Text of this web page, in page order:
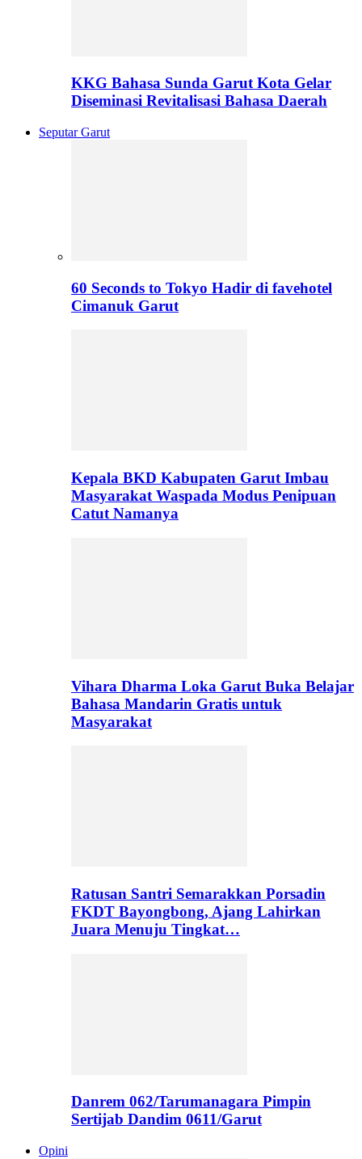
KKG Bahasa Sunda Garut Kota Gelar
Diseminasi Revitalisasi Bahasa Daerah
Seputar Garut
60 Seconds to Tokyo Hadir di favehotel
Cimanuk Garut
Kepala BKD Kabupaten Garut Imbau
Masyarakat Waspada Modus Penipuan
Catut Namanya
Vihara Dharma Loka Garut Buka Belajar
Bahasa Mandarin Gratis untuk
Masyarakat
Ratusan Santri Semarakkan Porsadin
FKDT Bayongbong, Ajang Lahirkan
Juara Menuju Tingkat…
Danrem 062/Tarumanagara Pimpin
Sertijab Dandim 0611/Garut
Opini